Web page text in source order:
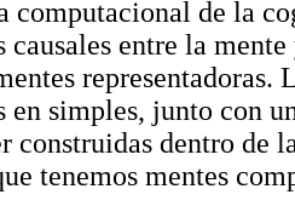
computacional de la
causales entre la
representadoras.
en simples, junto con
construidas dentro de
tenemos mentes